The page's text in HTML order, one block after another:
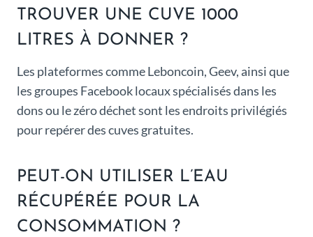
TROUVER UNE CUVE 1000
LITRES À DONNER ?
Les plateformes comme Leboncoin, Geev, ainsi que
les groupes Facebook locaux spécialisés dans les
dons ou le zéro déchet sont les endroits privilégiés
pour repérer des cuves gratuites.
PEUT-ON UTILISER L’EAU
RÉCUPÉRÉE POUR LA
CONSOMMATION ?